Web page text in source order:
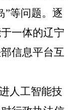
”等问题。逐
一体的辽宁
信息平台互
人工智能技